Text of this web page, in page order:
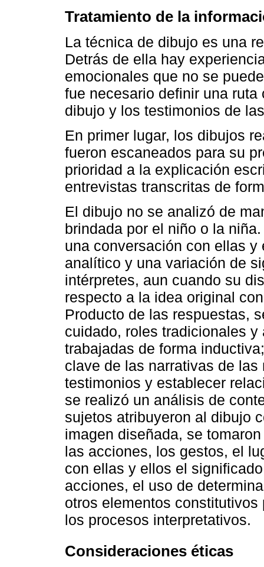
Tratamiento de la
La técnica de dibujo es una
Detrás de ella hay
emocionales que no se
fue necesario definir una
dibujo y los testimonios de
En primer lugar, los dibujos
fueron escaneados para su
prioridad a la explicación
entrevistas transcritas de
El dibujo no se analizó de
brindada por el niño o la
una conversación con ellas
analítico y una variación de
intérpretes, aun cuando su
respecto a la idea original
Producto de las respuestas,
cuidado, roles tradicionales
trabajadas de forma
clave de las narrativas de
testimonios y establecer
se realizó un análisis de
sujetos atribuyeron al dibujo
imagen diseñada, se
las acciones, los gestos, el
con ellas y ellos el
acciones, el uso de
otros elementos
los procesos interpretativos.
Consideraciones éticas